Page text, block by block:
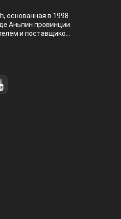
основанная в 1998
Аньпин провинции
и поставщиком,